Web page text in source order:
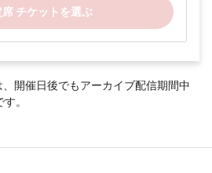
チケットを選ぶ
開催日後でもアーカイブ配信期間中
。